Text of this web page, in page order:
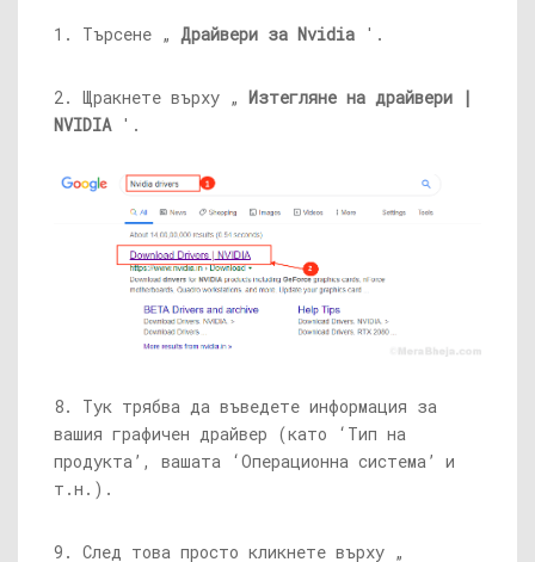
1. Търсене „ Драйвери за Nvidia '.
2. Щракнете върху „ Изтегляне на драйвери |
NVIDIA'.
8. Тук трябва да въведете информация за
вашия графичен драйвер (като ‘Тип на
продукта’, вашата ‘Операционна система’ и
т.н.).
9. След това просто кликнете върху „